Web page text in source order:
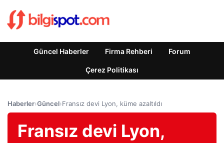
Güncel Haberler Firma Rehberi Forum
Çerez Politikası
Haberler›Güncel›Fransız devi Lyon, küme azaltıldı
Fransız devi Lyon,